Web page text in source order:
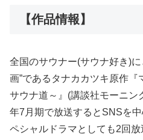
【作品情報】
全国のサウナー(サウナ好き)
画”であるタナカカツキ原作
サウナ道～』(講談社モーニン
年7月期で放送するとSNSを
ペシャルドラマとしても2回